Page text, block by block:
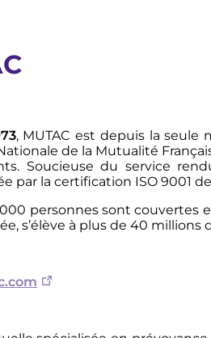
, MUTAC est depuis la seule
de la Mutualité
Soucieuse du service
par la certification ISO 9001
personnes sont couvertes
s’élève à plus de 40